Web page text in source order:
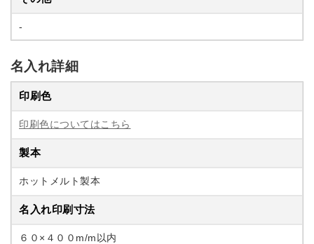
-
名入れ詳細
印刷色
印刷色についてはこちら
製本
ホットメルト製本
名入れ印刷寸法
６０×４００m/m以内